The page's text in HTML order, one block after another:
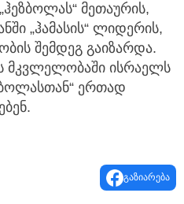
მეთაურის,
„ჰამასის“ ლიდერის,
შემდეგ გაიზარდა.
მკვლელობაში ისრაელს
ერთად
გაზიარება